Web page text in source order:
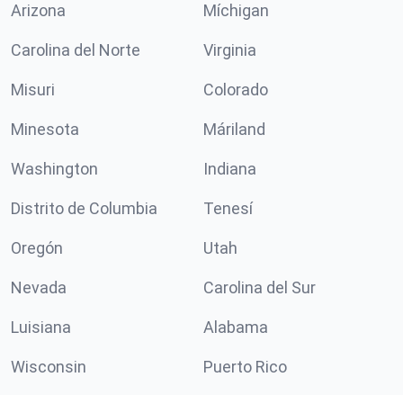
Arizona Míchigan
Carolina del Norte Virginia
Misuri Colorado
Minesota Máriland
Washington Indiana
Distrito de Columbia Tenesí
Oregón Utah
Nevada Carolina del Sur
Luisiana Alabama
Wisconsin Puerto Rico